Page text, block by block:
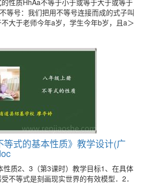
性质HhAa不等于小于或等于大于或等于
等号：我们把用不等号连接而成的式子叫
大于老师今年a岁，学生今年b岁，且a＞
等式的基本性质》教学设计(广
性质2、3（第3课时）教学目标1、在具体
不等式是刻画现实世界的有效模型．2．